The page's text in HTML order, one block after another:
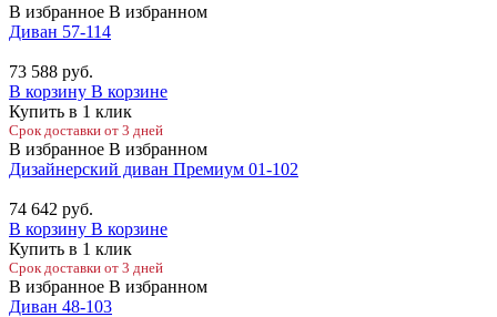
В избранное В избранном
Диван 57-114
73 588 руб.
В корзину В корзине
Купить в 1 клик
Срок доставки от 3 дней
В избранное В избранном
Дизайнерский диван Премиум 01-102
74 642 руб.
В корзину В корзине
Купить в 1 клик
Срок доставки от 3 дней
В избранное В избранном
Диван 48-103